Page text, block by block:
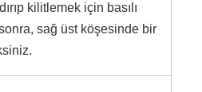
kilitlemek için basılı
sağ üst köşesinde bir